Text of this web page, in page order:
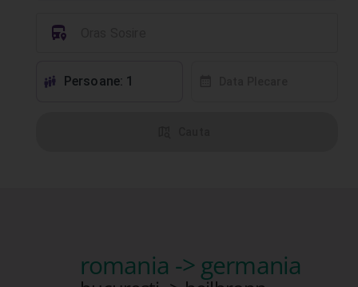
󱈒
󱕱 Persoane: 1
romania -> germania